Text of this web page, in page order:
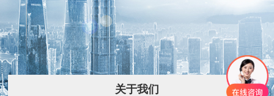
关于我们